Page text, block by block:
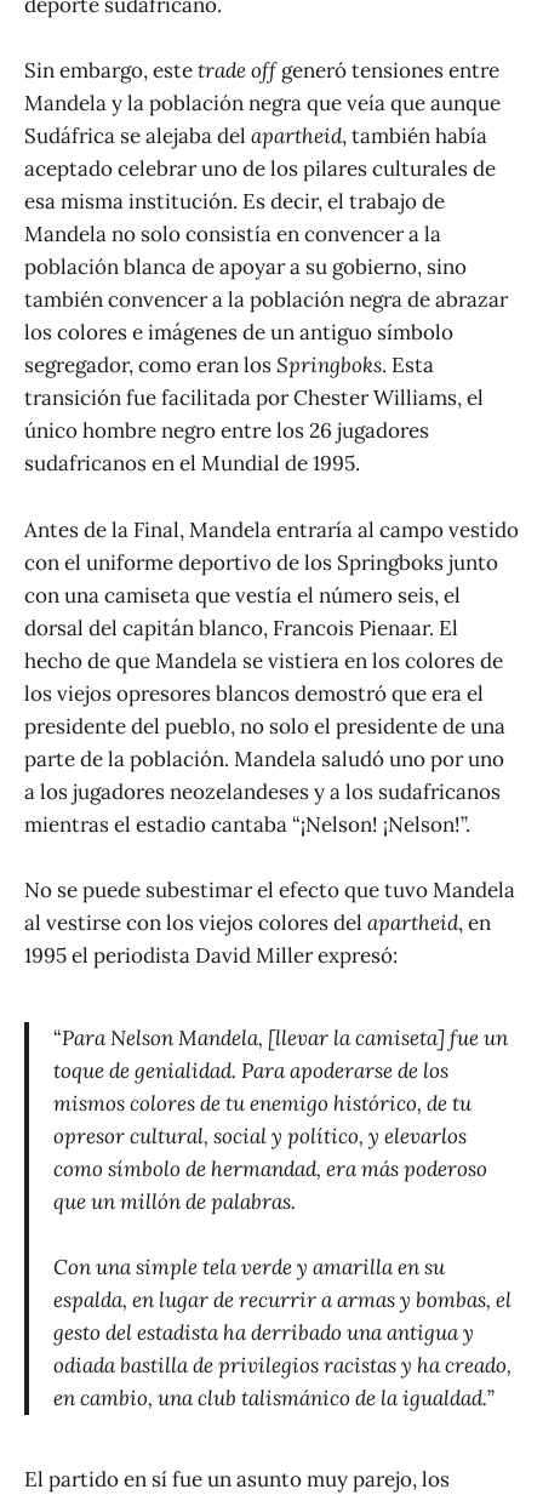
Sin embargo, estetradeoffgeneró tensiones entre
Mandela y la población negra que veía que aunque
Sudáfrica se alejaba del apartheid, también había
aceptado celebrar uno de los pilares culturales de
esa misma institución. Es decir, el trabajo de
Mandela no solo consistía en convencer a la
población blanca de apoyar a su gobierno, sino
también convencer a la población negra de abrazar
los colores e imágenes de un antiguo símbolo
segregador, como eran losSpringboks. Esta
transición fue facilitada por Chester Williams, el
único hombre negro entre los 26 jugadores
sudafricanos en el Mundial de 1995.
Antes de la Final, Mandela entraría al campo vestido
con el uniforme deportivo de los Springboks junto
con una camiseta que vestía el número seis, el
dorsal del capitán blanco, Francois Pienaar. El
hecho de que Mandela se vistiera en los colores de
los viejos opresores blancos demostró que era el
presidente del pueblo, no solo el presidente de una
parte de la población. Mandela saludó uno por uno
a los jugadores neozelandeses y a los sudafricanos
mientras el estadio cantaba “¡Nelson! ¡Nelson!”.
No se puede subestimar el efecto que tuvo Mandela
al vestirse con los viejos colores del apartheid, en
1995 el periodista David Miller expresó:
“Para Nelson Mandela, [llevar la camiseta] fue un
toque de genialidad. Para apoderarse de los
mismos colores de tu enemigo histórico, de tu
opresor cultural, social y político, y elevarlos
como símbolo de hermandad, era más poderoso
que un millón de palabras.
Con una simple tela verde y amarilla en su
espalda, en lugar de recurrir a armas y bombas, el
gesto del estadista ha derribado una antigua y
odiada bastilla de privilegios racistas y ha creado,
en cambio, una club talismánico de la igualdad.”
El partido en sí fue un asunto muy parejo, los